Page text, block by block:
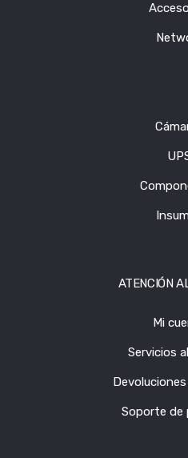
ATENCIÓN
Mi
Servicios
Soporte de